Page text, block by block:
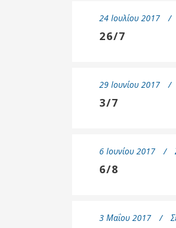
24 Ιουλίου 2017
26/7
29 Ιουνίου 2017
3/7
6 Ιουνίου 2017
6/8
3 Μαΐου 2017